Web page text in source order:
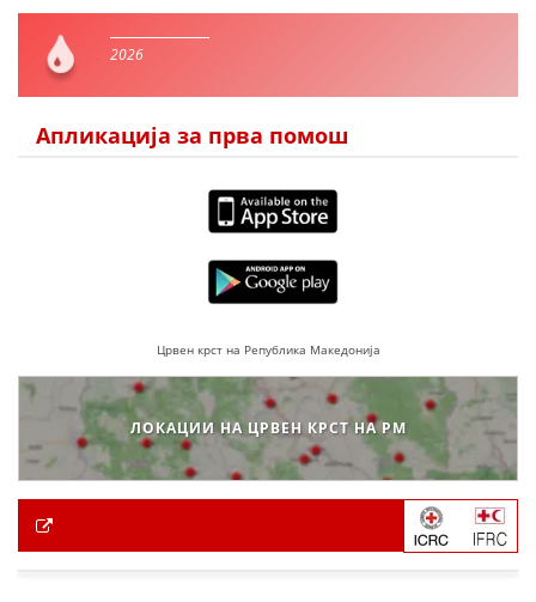
2026
Апликација за прва помош
Црвен крст на Република Македонија
ЛОКАЦИИ НА ЦРВЕН КРСТ НА РМ